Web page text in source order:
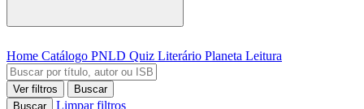
Home Catálogo PNLD Quiz Literário Planeta Leitura
Ver filtros
Buscar
Buscar
Limpar filtros